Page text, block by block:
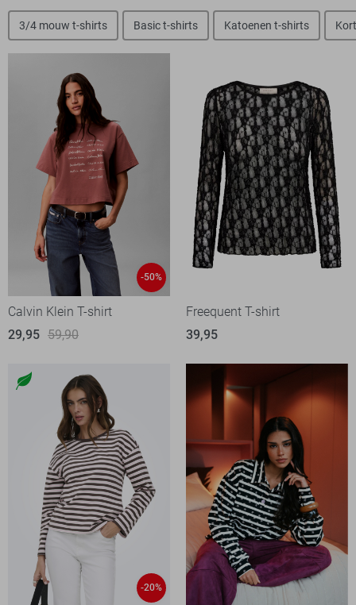
3/4 mouw t-shirts Basic t-shirts Katoenen t-shirts
-50%
Calvin Klein T-shirt
29,95 59,90
Freequent T-shirt
39,95
-20%